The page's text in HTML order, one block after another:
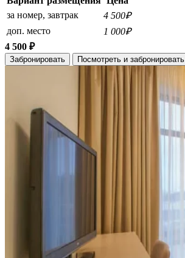
за номер, завтрак
4 500₽
доп. место
1 000₽
4 500 ₽
Забронировать Посмотреть и забронировать